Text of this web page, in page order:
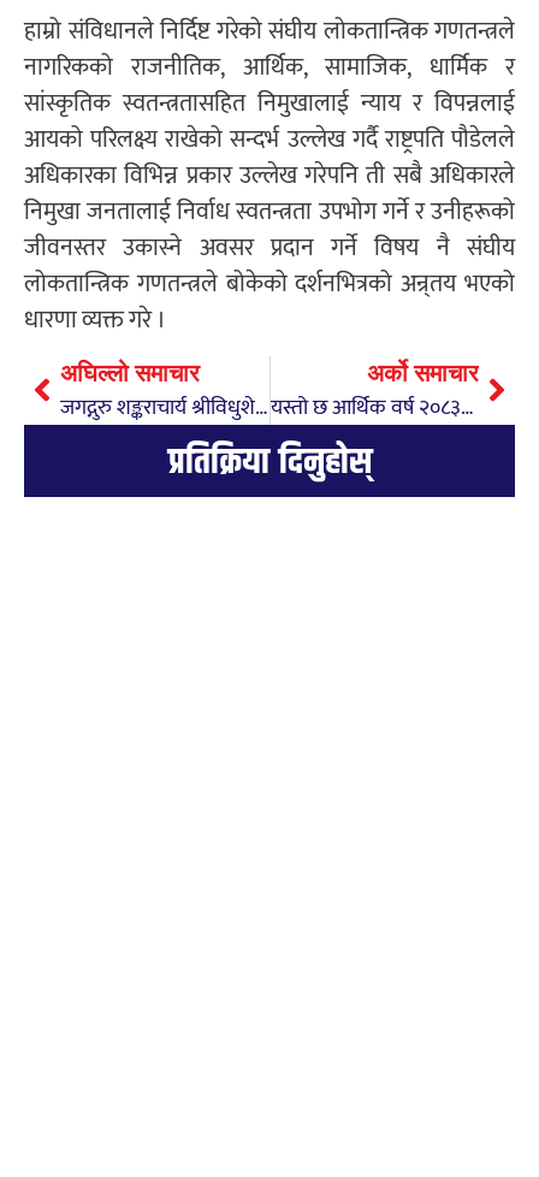
हाम्रो संविधानले निर्दिष्ट गरेको संघीय लोकतान्त्रिक गणतन्त्रले
नागरिकको राजनीतिक, आर्थिक, सामाजिक, धार्मिक र
सांस्कृतिक स्वतन्त्रतासहित निमुखालाई न्याय र विपन्नलाई
आयको परिलक्ष्य राखेको सन्दर्भ उल्लेख गर्दै राष्ट्रपति पौडेलले
अधिकारका विभिन्न प्रकार उल्लेख गरेपनि ती सबै अधिकारले
निमुखा जनतालाई निर्वाध स्वतन्त्रता उपभोग गर्ने र उनीहरूको
जीवनस्तर उकास्ने अवसर प्रदान गर्ने विषय नै संघीय
लोकतान्त्रिक गणतन्त्रले बोकेको दर्शनभित्रको अन्र्तय भएको
धारणा व्यक्त गरे ।
अघिल्लो समाचार
जगद्गुरु शङ्कराचार्य श्रीविधुशेखर भारती देवघाटमा (फोटो फिचर)
अर्को समाचार
यस्तो छ आर्थिक वर्ष २०८३/०८४ को बजेट, बजेटको आकार २१ खर्ब २४ अर्ब ३४ करोड
प्रतिक्रिया दिनुहोस्